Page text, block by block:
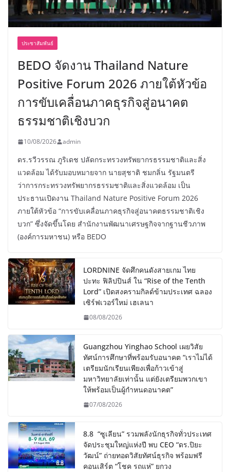
ประชาสัมพันธ์
BEDO จัดงาน Thailand Nature
Positive Forum 2026 ภายใต้หัวข้อ
การขับเคลื่อนภาคธุรกิจสู่อนาคต
ธรรมชาติเชิงบวก
10/08/2026 admin
ดร.รวีวรรณ ภูริเดช ปลัดกระทรวงทรัพยากรธรรมชาติและสิ่ง
แวดล้อม ได้รับมอบหมายจาก นายสุชาติ ชมกลิ่น รัฐมนตรี
ว่าการกระทรวงทรัพยากรธรรมชาติและสิ่งแวดล้อม เป็น
ประธานเปิดงาน Thailand Nature Positive Forum 2026
ภายใต้หัวข้อ “การขับเคลื่อนภาคธุรกิจสู่อนาคตธรรมชาติเชิง
บวก” ซึ่งจัดขึ้นโดย สำนักงานพัฒนาเศรษฐกิจจากฐานชีวภาพ
(องค์การมหาชน) หรือ BEDO
LORDNINE จัดศึกคนดังสายเกม ไทย
ปะทะ ฟิลิปปินส์ ใน “Rise of the Tenth
Lord” เปิดสงครามกิลด์ข้ามประเทศ ฉลอง
เซิร์ฟเวอร์ใหม่ เฮเลนา
08/08/2026
Guangzhou Yinghao School เผยวิสัย
ทัศน์การศึกษาที่พร้อมรับอนาคต “เราไม่ได้
เตรียมนักเรียนเพียงเพื่อก้าวเข้าสู่
มหาวิทยาลัยเท่านั้น แต่ยังเตรียมพวกเขา
ให้พร้อมเป็นผู้กำหนดอนาคต”
07/08/2026
8.8 “ซูเลียน” รวมพลังนักธุรกิจทั่วประเทศ
จัดประชุมใหญ่แห่งปี พบ CEO “ดร.ปิยะ
วัฒน์” ถ่ายทอดวิสัยทัศน์ธุรกิจ พร้อมฟรี
คอนเสิร์ต “โชค รถแห่” ยกวง